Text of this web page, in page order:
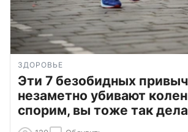
ЗДОРОВЬЕ
Эти 7 безобидных
незаметно убивают
спорим, вы тоже так